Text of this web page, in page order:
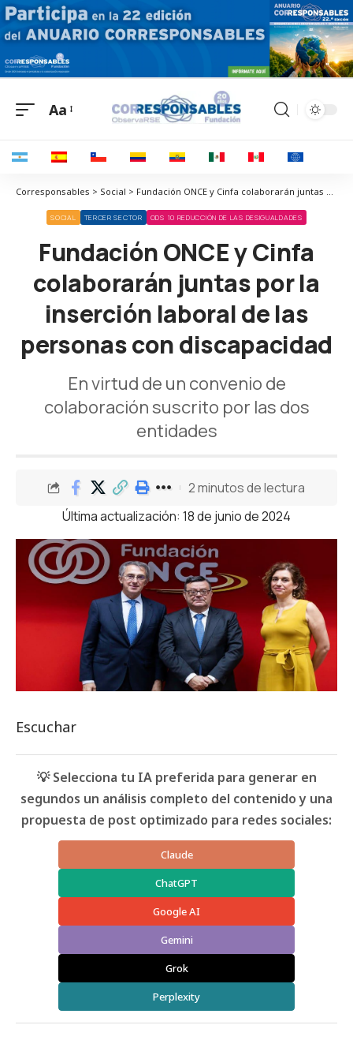
Aa
Corresponsables > Social > Fundación ONCE y Cinfa colaborarán juntas por la inserción laboral de las personas con discapacidad
SOCIAL TERCER SECTOR ODS 10 REDUCCIÓN DE LAS DESIGUALDADES
Fundación ONCE y Cinfa
colaborarán juntas por la
inserción laboral de las
personas con discapacidad
En virtud de un convenio de
colaboración suscrito por las dos
entidades
Última actualización: 18 de junio de 2024
2 minutos de lectura
Escuchar
💡 Selecciona tu IA preferida para generar en
segundos un análisis completo del contenido y una
propuesta de post optimizado para redes sociales:
Claude
ChatGPT
Google AI
Gemini
Grok
Perplexity